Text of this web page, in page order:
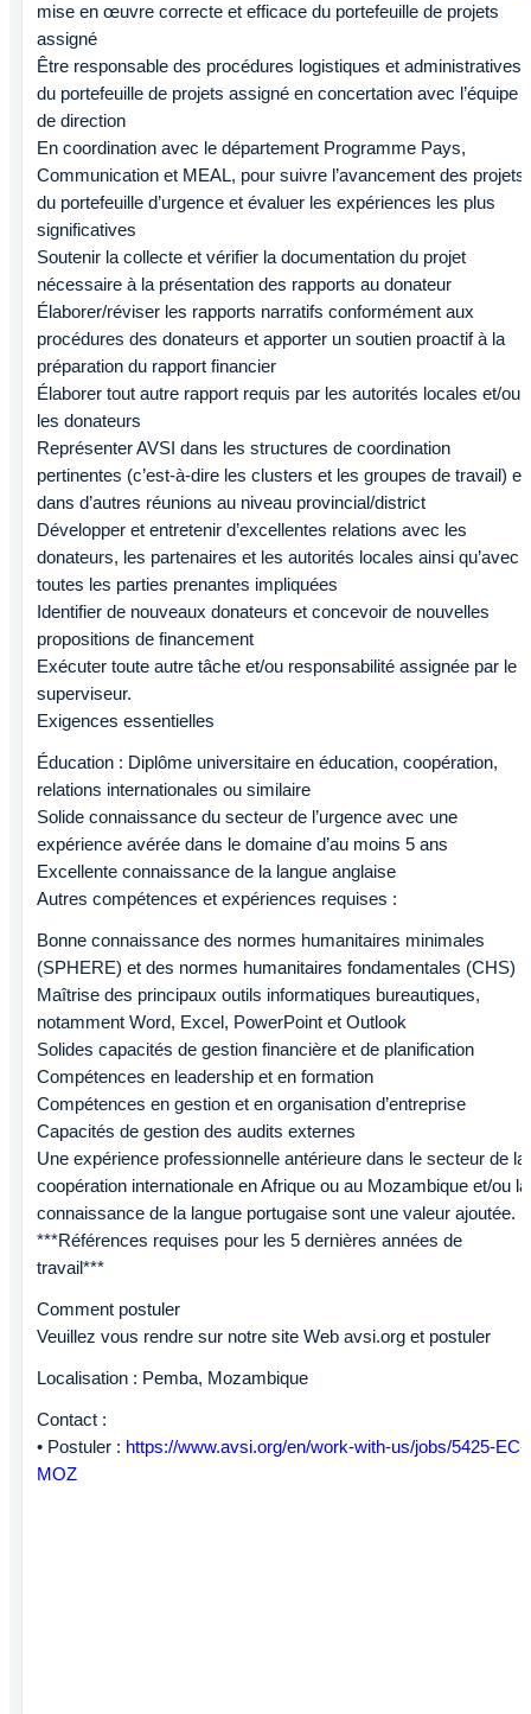
mise en œuvre correcte et efficace du portefeuille de projets
assigné
Être responsable des procédures logistiques et administratives
du portefeuille de projets assigné en concertation avec l’équipe
de direction
En coordination avec le département Programme Pays,
Communication et MEAL, pour suivre l’avancement des projets
du portefeuille d’urgence et évaluer les expériences les plus
significatives
Soutenir la collecte et vérifier la documentation du projet
nécessaire à la présentation des rapports au donateur
Élaborer/réviser les rapports narratifs conformément aux
procédures des donateurs et apporter un soutien proactif à la
préparation du rapport financier
Élaborer tout autre rapport requis par les autorités locales et/ou
les donateurs
Représenter AVSI dans les structures de coordination
pertinentes (c’est-à-dire les clusters et les groupes de travail) et
dans d’autres réunions au niveau provincial/district
Développer et entretenir d’excellentes relations avec les
donateurs, les partenaires et les autorités locales ainsi qu’avec
toutes les parties prenantes impliquées
Identifier de nouveaux donateurs et concevoir de nouvelles
propositions de financement
Exécuter toute autre tâche et/ou responsabilité assignée par le
superviseur.
Exigences essentielles
Éducation : Diplôme universitaire en éducation, coopération,
relations internationales ou similaire
Solide connaissance du secteur de l’urgence avec une
expérience avérée dans le domaine d’au moins 5 ans
Excellente connaissance de la langue anglaise
Autres compétences et expériences requises :
Bonne connaissance des normes humanitaires minimales
(SPHERE) et des normes humanitaires fondamentales (CHS)
Maîtrise des principaux outils informatiques bureautiques,
notamment Word, Excel, PowerPoint et Outlook
Solides capacités de gestion financière et de planification
Compétences en leadership et en formation
Compétences en gestion et en organisation d’entreprise
Capacités de gestion des audits externes
Une expérience professionnelle antérieure dans le secteur de la
coopération internationale en Afrique ou au Mozambique et/ou la
connaissance de la langue portugaise sont une valeur ajoutée.
***Références requises pour les 5 dernières années de
travail***
Comment postuler
Veuillez vous rendre sur notre site Web avsi.org et postuler
Localisation : Pemba, Mozambique
Contact :
• Postuler : https://www.avsi.org/en/work-with-us/jobs/5425-EC-
MOZ